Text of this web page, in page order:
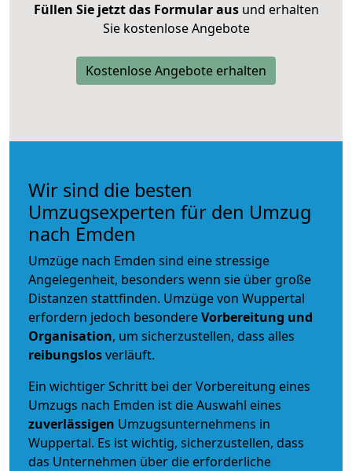
Füllen Sie jetzt das Formular ausund erhalten
Sie kostenlose Angebote
Kostenlose Angebote erhalten
Wir sind die besten
Umzugsexperten für den Umzug
nach Emden
Umzüge nach Emden sind eine stressige
Angelegenheit, besonders wenn sie über große
Distanzen stattfinden. Umzüge von Wuppertal
erfordern jedoch besondereVorbereitung und
Organisation, um sicherzustellen, dass alles
reibungslosverläuft.
Ein wichtiger Schritt bei der Vorbereitung eines
Umzugs nach Emden ist die Auswahl eines
zuverlässigen Umzugsunternehmens in
Wuppertal. Es ist wichtig, sicherzustellen, dass
das Unternehmen über die erforderliche